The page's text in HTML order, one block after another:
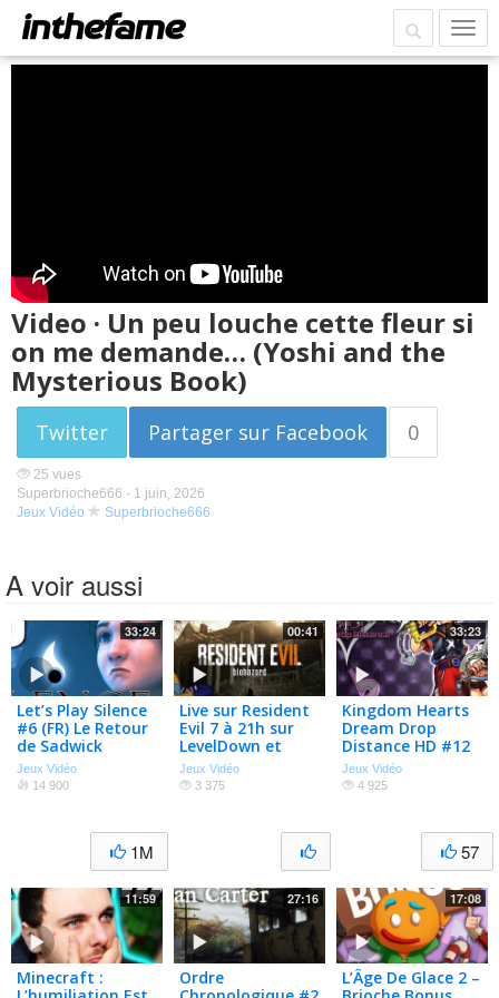
Video · Un peu louche cette fleur si
on me demande… (Yoshi and the
Mysterious Book)
Twitter Partager sur Facebook 0
25 vues
Superbrioche666 - 1 juin, 2026
Jeux Vidéo
Superbrioche666
A voir aussi
33:24
Let’s Play Silence
#6 (FR) Le Retour
de Sadwick
Jeux Vidéo
14 900
1M
00:41
Live sur Resident
Evil 7 à 21h sur
LevelDown et
Youtube
Jeux Vidéo
3 375
33:23
Kingdom Hearts
Dream Drop
Distance HD #12
Suivez cette
Baleine !
Jeux Vidéo
4 925
57
11:59
Minecraft :
27:16
Ordre
17:08
L’Âge De Glace 2 –